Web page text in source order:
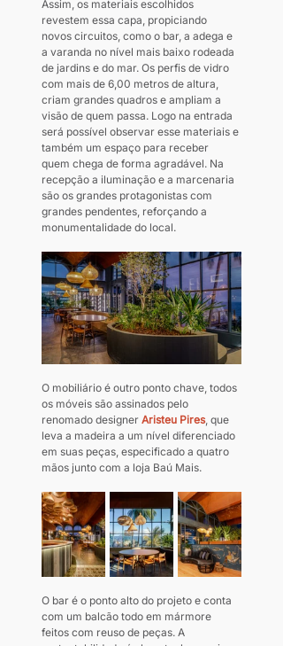
Assim, os materiais escolhidos
revestem essa capa, propiciando
novos circuitos, como o bar, a adega e
a varanda no nível mais baixo rodeada
de jardins e do mar. Os perfis de vidro
com mais de 6,00 metros de altura,
criam grandes quadros e ampliam a
visão de quem passa. Logo na entrada
será possível observar esse materiais e
também um espaço para receber
quem chega de forma agradável. Na
recepção a iluminação e a marcenaria
são os grandes protagonistas com
grandes pendentes, reforçando a
monumentalidade do local.
O mobiliário é outro ponto chave, todos
os móveis são assinados pelo
renomado designer Aristeu Pires, que
leva a madeira a um nível diferenciado
em suas peças, especificado a quatro
mãos junto com a loja Baú Mais.
O bar é o ponto alto do projeto e conta
com um balcão todo em mármore
feitos com reuso de peças. A